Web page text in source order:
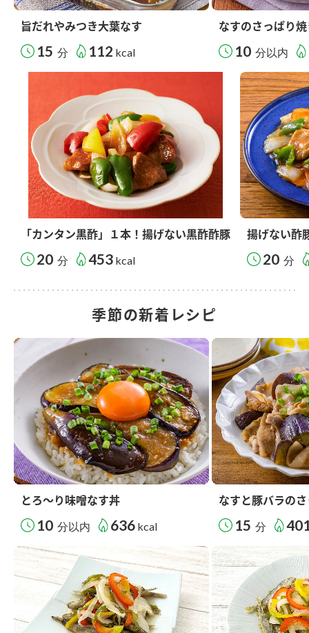
旨だれやみつき大葉なす
15 分 112 kcal
なすのさっぱり
10 分以内
「カンタン黒酢」１本！揚げない黒酢酢豚
20 分 453 kcal
揚げない酢
20 分
季節の新着レシピ
とろ～り味噌なす丼
10 分以内 636 kcal
なすと豚バラの
15 分